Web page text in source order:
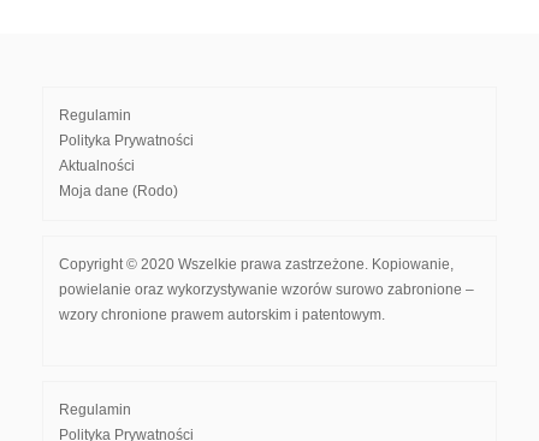
Regulamin
Polityka Prywatności
Aktualności
Moja dane (Rodo)
Copyright © 2020 Wszelkie prawa zastrzeżone. Kopiowanie,
powielanie oraz wykorzystywanie wzorów surowo zabronione –
wzory chronione prawem autorskim i patentowym.
Regulamin
Polityka Prywatności